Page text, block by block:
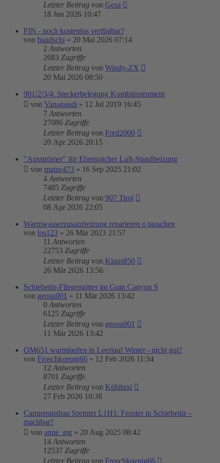
Letzter Beitrag von Gesa
18 Jun 2026 10:47
FIN - noch kostenlos verfügbar?
von biaidschi » 20 Mai 2026 07:14
2 Antworten
2683 Zugriffe
Letzter Beitrag von Windy-ZX
20 Mai 2026 08:50
901/2/3/4: Steckerbelegung Kombiinstrument
von Vanagaudi » 12 Jul 2019 16:45
7 Antworten
27086 Zugriffe
Letzter Beitrag von Fred2000
20 Apr 2026 20:15
"Ausströmer" für Eberspächer Luft-Standheizung
von matze473 » 16 Sep 2025 21:02
4 Antworten
7485 Zugriffe
Letzter Beitrag von 907 Tirol
08 Apr 2026 22:05
Warmwasserzusatzheizung reparieren o tauschen
von los123 » 26 Mär 2023 21:57
11 Antworten
22753 Zugriffe
Letzter Beitrag von Klaus850
26 Mär 2026 13:56
Schiebetür-Fliegengitter im Gran Canyon S
von geosu001 » 11 Mär 2026 13:42
0 Antworten
6125 Zugriffe
Letzter Beitrag von geosu001
11 Mär 2026 13:42
OM651 warmlaufen in Leerlauf Winter - nicht gut?
von Froschkoenig66 » 12 Feb 2026 11:34
12 Antworten
8701 Zugriffe
Letzter Beitrag von Kühltaxi
27 Feb 2026 10:38
Camperausbau Sprinter L1H1: Fenster in Schiebetür –
machbar?
von anne_gsr » 20 Aug 2025 08:42
14 Antworten
12537 Zugriffe
Letzter Beitrag von Froschkoenig66